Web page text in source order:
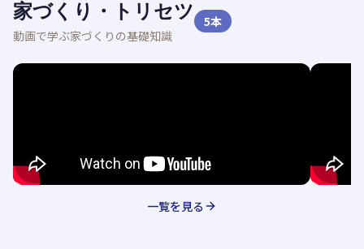
家づくり・トリセツ
動画で学ぶ家づくりの基礎知識
5本
一覧を見る